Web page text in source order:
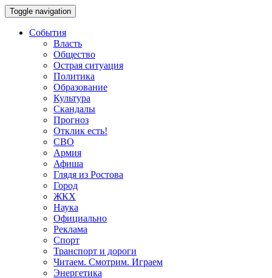
Toggle navigation
События
Власть
Общество
Острая ситуация
Политика
Образование
Культура
Скандалы
Прогноз
Отклик есть!
СВО
Армия
Афиша
Глядя из Ростова
Город
ЖКХ
Наука
Официально
Реклама
Спорт
Транспорт и дороги
Читаем. Смотрим. Играем
Энергетика